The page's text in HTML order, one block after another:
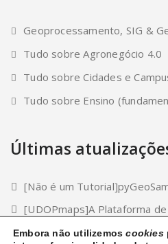
Geoprocessamento, SIG &
Tudo sobre Agronegócio 4.0
Tudo sobre Cidades e
Tudo sobre Ensino
Últimas
[Não é um
[UDOPmaps]A Plataforma
Embora não utilizemoscookies